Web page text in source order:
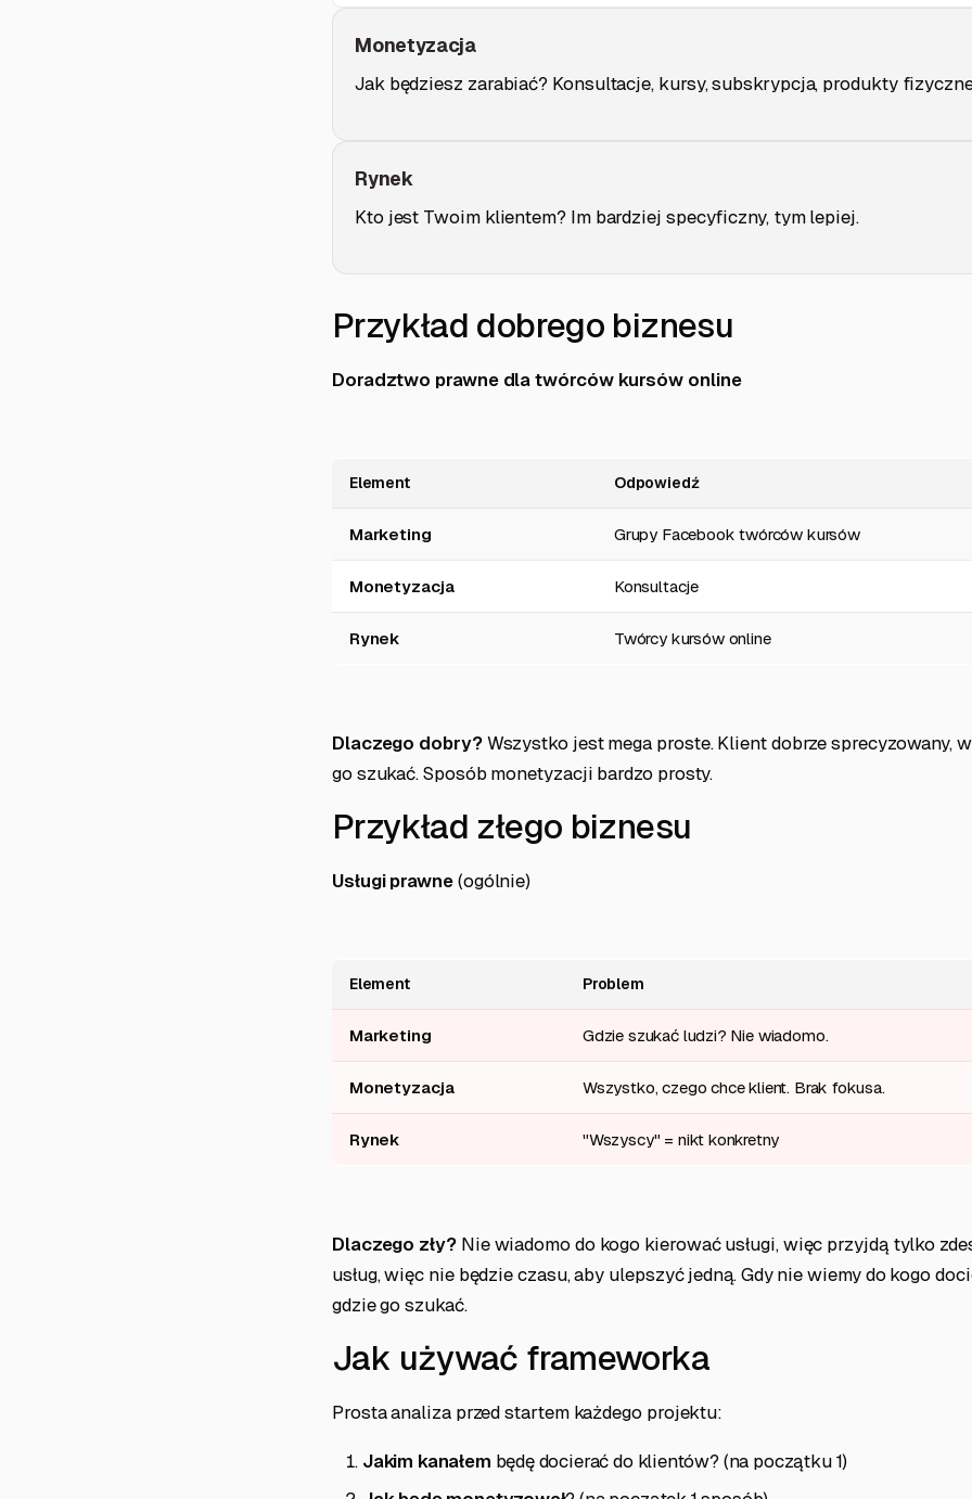
Monetyzacja
Jak będziesz zarabiać? Konsultacje, kursy, subskrypcja, produkty
Rynek
Kto jest Twoim klientem? Im bardziej specyficzny, tym lepiej.
Przykład dobrego biznesu
Doradztwo prawne dla twórców kursów online
Element Odpowiedź
Marketing Grupy Facebook twórców kursów
Monetyzacja Konsultacje
Rynek Twórcy kursów online
Dlaczego dobry?Wszystko jest mega proste. Klient dobrze sprecyzowany,
go szukać. Sposób monetyzacji bardzo prosty.
Przykład złego biznesu
Usługi prawne(ogólnie)
Element Problem
Marketing Gdzie szukać ludzi? Nie wiadomo.
Monetyzacja Wszystko, czego chce klient. Brak fokusa.
Rynek "Wszyscy" = nikt konkretny
Dlaczego zły?Nie wiadomo do kogo kierować usługi, więc przyjdą tylko
usług, więc nie będzie czasu, aby ulepszyć jedną. Gdy nie wiemy do kogo
gdzie go szukać.
Jak używać frameworka
Prosta analiza przed startem każdego projektu:
Jakim kanałem będę docierać do klientów? (na początku 1)